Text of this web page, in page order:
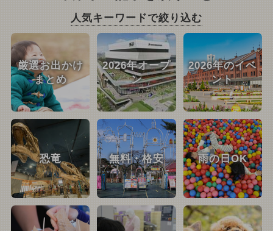
人気キーワードで絞り込む
厳選お出かけ
まとめ
2026年オープ
ン
2026年のイベ
ント
恐竜 無料・格安 雨の日OK